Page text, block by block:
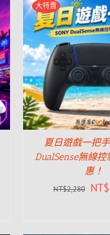
大特賣
夏日遊戲一把
DualSense無線
惠！
NT$2,280 NT$